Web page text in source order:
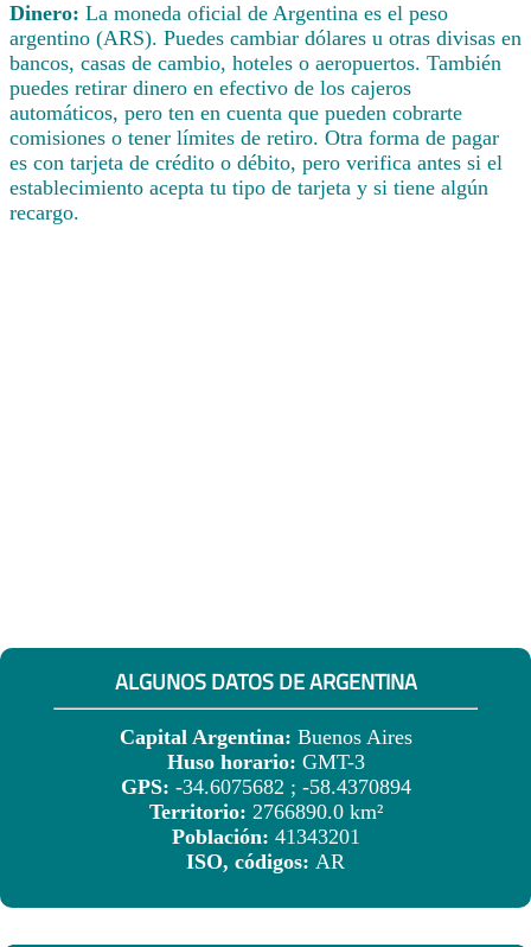
Dinero: La moneda oficial de Argentina es el peso
argentino (ARS). Puedes cambiar dólares u otras divisas en
bancos, casas de cambio, hoteles o aeropuertos. También
puedes retirar dinero en efectivo de los cajeros
automáticos, pero ten en cuenta que pueden cobrarte
comisiones o tener límites de retiro. Otra forma de pagar
es con tarjeta de crédito o débito, pero verifica antes si el
establecimiento acepta tu tipo de tarjeta y si tiene algún
recargo.
ALGUNOS DATOS DE ARGENTINA
Capital Argentina: Buenos Aires
Huso horario: GMT-3
GPS: -34.6075682 ; -58.4370894
Territorio: 2766890.0 km²
Población: 41343201
ISO, códigos: AR